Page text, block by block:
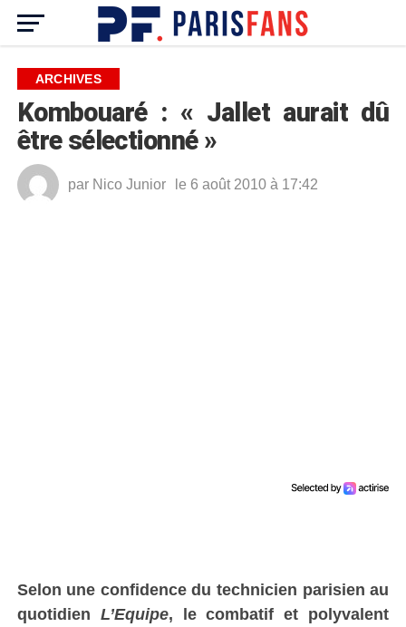
ARCHIVES
Kombouaré : « Jallet aurait dû
être sélectionné »
par Nico Junior le 6 août 2010 à 17:42
Selon une confidence du technicien parisien au
quotidien L’Equipe, le combatif et polyvalent